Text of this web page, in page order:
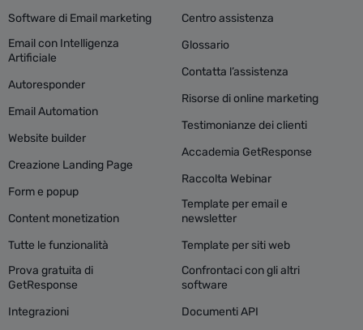
Software di Email marketing
Email con Intelligenza
Artificiale
Autoresponder
Email Automation
Website builder
Creazione Landing Page
Form e popup
Content monetization
Tutte le funzionalità
Prova gratuita di
GetResponse
Integrazioni
Centro assistenza
Glossario
Contatta l’assistenza
Risorse di online marketing
Testimonianze dei clienti
Accademia GetResponse
Raccolta Webinar
Template per email e
newsletter
Template per siti web
Confrontaci con gli altri
software
Documenti API